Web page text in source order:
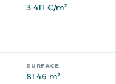
3 411 €/m²
81.46 m²